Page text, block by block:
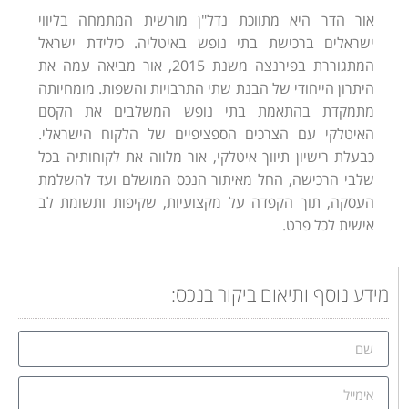
אור הדר היא מתווכת נדל"ן מורשית המתמחה בליווי
ישראלים ברכישת בתי נופש באיטליה. כילידת ישראל
המתגוררת בפירנצה משנת 2015, אור מביאה עמה את
היתרון הייחודי של הבנת שתי התרבויות והשפות. מומחיותה
מתמקדת בהתאמת בתי נופש המשלבים את הקסם
האיטלקי עם הצרכים הספציפיים של הלקוח הישראלי.
כבעלת רישיון תיווך איטלקי, אור מלווה את לקוחותיה בכל
שלבי הרכישה, החל מאיתור הנכס המושלם ועד להשלמת
העסקה, תוך הקפדה על מקצועיות, שקיפות ותשומת לב
אישית לכל פרט.
מידע נוסף ותיאום ביקור בנכס: